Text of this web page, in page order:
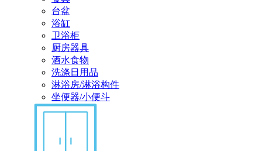
台盆
浴缸
卫浴柜
厨房器具
酒水食物
洗涤日用品
淋浴房/淋浴构件
坐便器/小便斗